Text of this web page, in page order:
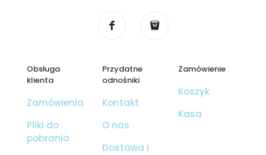
Obsługa
klienta
Zamówienia
Pliki do
pobrania
Przydatne
odnośniki
Kontakt
O nas
Dostawa i
Zamówienie
Koszyk
Kasa